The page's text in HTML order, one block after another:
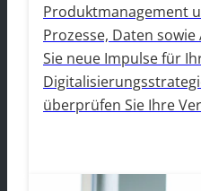
Produktmanagement
Prozesse, Daten
Sie neue Impulse für
überprüfen Sie Ihre